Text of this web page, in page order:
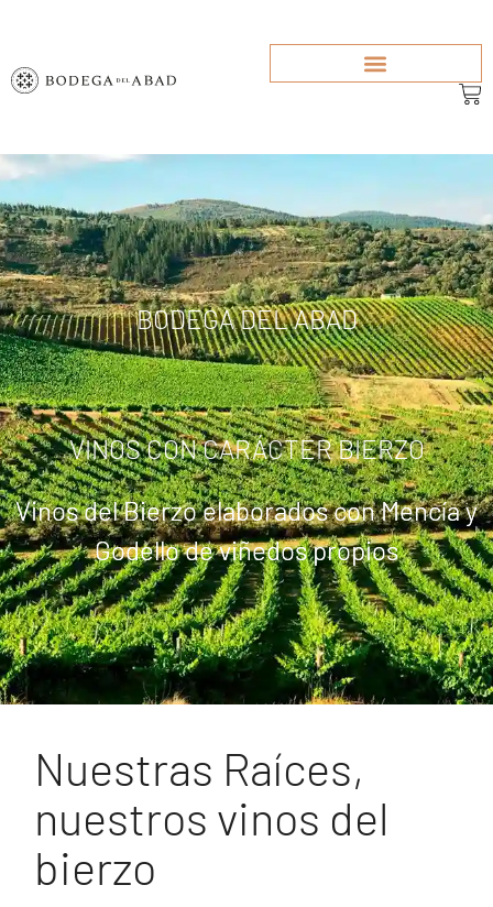
Inicio
BODEGA DEL ABAD
VINOS CON CARÁCTER BIERZO
Vinos del Bierzo elaborados con Mencía y
Godello de viñedos propios
Vinos del Bierzo elaborados con Mencía y
Godello de viñedos propios
Nuestras Raíces,
nuestros vinos del
bierzo